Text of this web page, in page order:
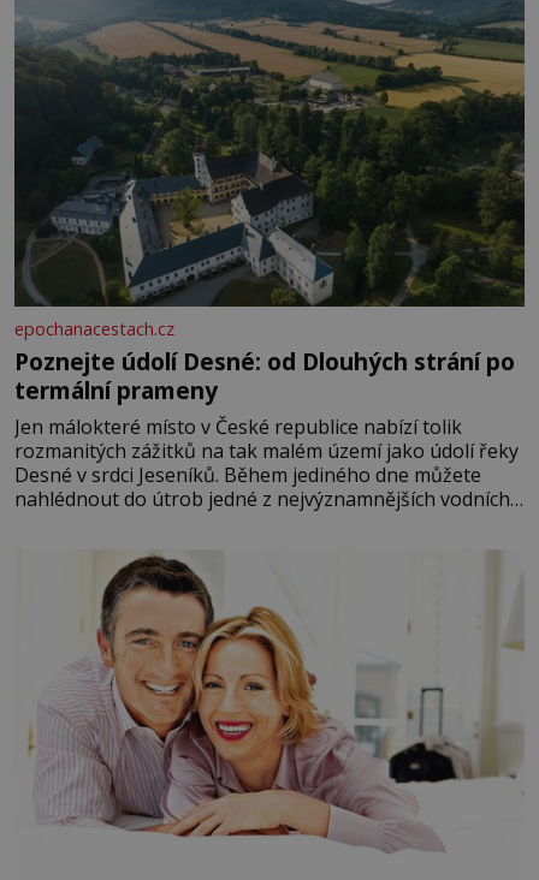
epochanacestach.cz
Poznejte údolí Desné: od Dlouhých strání po
termální prameny
Jen málokteré místo v České republice nabízí tolik
rozmanitých zážitků na tak malém území jako údolí řeky
Desné v srdci Jeseníků. Během jediného dne můžete
nahlédnout do útrob jedné z nejvýznamnějších vodních
se na koloběžce a den zakončit poznáváním památek ve
Velkých Losinách nebo v termálním